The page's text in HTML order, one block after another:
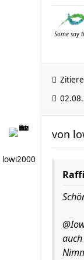
Some say
lowi2000
von